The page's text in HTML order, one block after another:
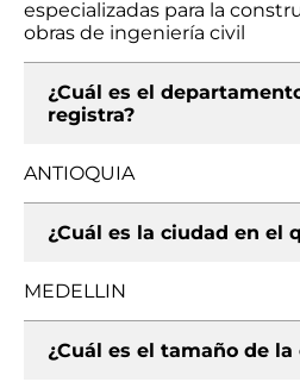
especializadas para la
obras de ingeniería civil
¿Cuál es el
registra?
ANTIOQUIA
¿Cuál es la ciudad en el
MEDELLIN
¿Cuál es el tamaño de la